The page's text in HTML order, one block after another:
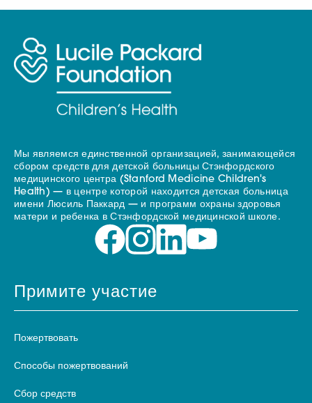
Мы являемся единственной организацией, занимающейся
сбором средств для детской больницы Стэнфордского
медицинского центра (Stanford Medicine Children's
Health) — в центре которой находится детская больница
имени Люсиль Паккард — и программ охраны здоровья
матери и ребенка в Стэнфордской медицинской школе.
Примите участие
Пожертвовать
Способы пожертвований
Сбор средств